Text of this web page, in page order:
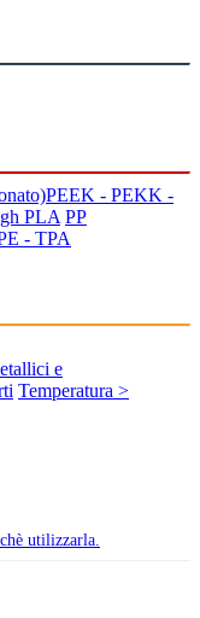
PEEK - PEKK -
PLA PP
- TPA
e
Temperatura >
utilizzarla.